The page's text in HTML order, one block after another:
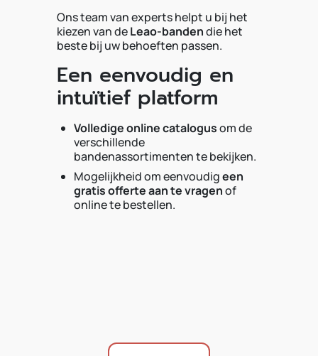
Ons team van experts helpt u bij het
kiezen van deLeao-bandendie het
beste bij uw behoeften passen.
Een eenvoudig en
intuïtief platform
Volledige online catalogusom de
verschillende
bandenassortimenten te bekijken.
Mogelijkheid om eenvoudigeen
gratis offerte aan te vragenof
online te bestellen.